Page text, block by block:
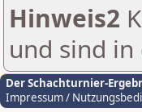
Hinweis2
und sind
Der Schachturnier-
Impressum /